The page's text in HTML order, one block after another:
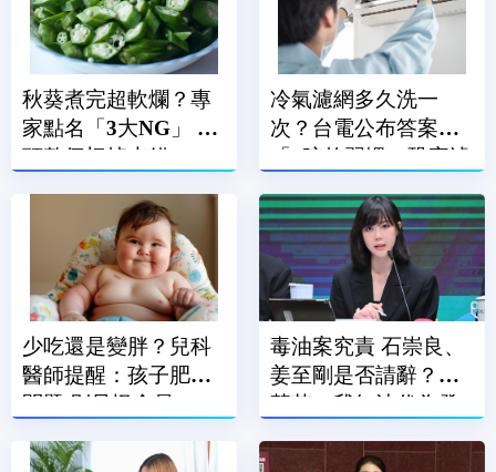
秋葵煮完超軟爛？專
家點名「3大NG」 蒂
頭整個切掉也錯
冷氣濾網多久洗一
次？台電公布答案
「1晾乾習慣」恐害濾
少吃還是變胖？兒科
醫師提醒：孩子肥胖
問題 別只怪食量
毒油案究責 石崇良、
姜至剛是否請辭？李
慧芝：我無法代為發